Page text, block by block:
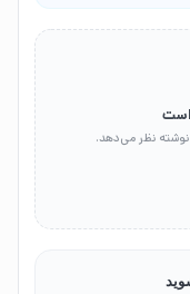
است
نوشته نظر می‌دهد.